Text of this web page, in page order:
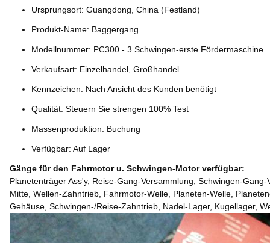
Ursprungsort: Guangdong, China (Festland)
Produkt-Name: Baggergang
Modellnummer: PC300 - 3 Schwingen-erste Fördermaschine
Verkaufsart: Einzelhandel, Großhandel
Kennzeichen: Nach Ansicht des Kunden benötigt
Qualität: Steuern Sie strengen 100% Test
Massenproduktion: Buchung
Verfügbar: Auf Lager
Gänge für den Fahrmotor u. Schwingen-Motor verfügbar:
Planetenträger Ass'y, Reise-Gang-Versammlung, Schwingen-
Mitte, Wellen-Zahntrieb, Fahrmotor-Welle, Planeten-Welle,
Gehäuse, Schwingen-/Reise-Zahntrieb, Nadel-Lager, Kugellager,